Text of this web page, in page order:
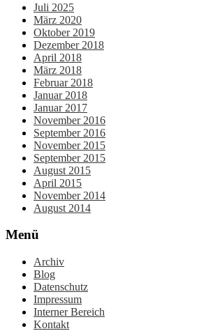
Juli 2025
März 2020
Oktober 2019
Dezember 2018
April 2018
März 2018
Februar 2018
Januar 2018
Januar 2017
November 2016
September 2016
November 2015
September 2015
August 2015
April 2015
November 2014
August 2014
Menü
Archiv
Blog
Datenschutz
Impressum
Interner Bereich
Kontakt